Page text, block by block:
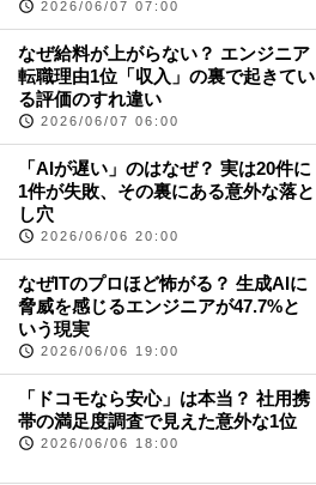
2026/06/07 07:00
なぜ給料が上がらない？ エンジニア
転職理由1位「収入」の裏で起きてい
る評価のすれ違い
2026/06/07 06:00
「AIが遅い」のはなぜ？ 実は20件に
1件が失敗、その裏にある意外な落と
し穴
2026/06/06 20:00
なぜITのプロほど怖がる？ 生成AIに
脅威を感じるエンジニアが47.7%と
いう現実
2026/06/06 19:00
「ドコモなら安心」は本当？ 社用携
帯の満足度調査で見えた意外な1位
2026/06/06 18:00